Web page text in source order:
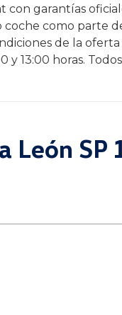
garantías
como parte
de la oferta
y 13:00 horas.
León